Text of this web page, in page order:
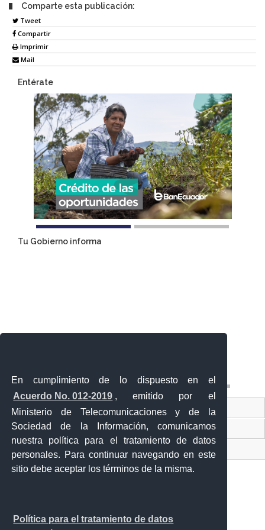
En cumplimiento de lo dispuesto en el
Acuerdo No. 012-2019 , emitido por el
Ministerio de Telecomunicaciones y de la
Sociedad de la Información, comunicamos
nuestra política para el tratamiento de datos
personales. Para continuar navegando en este
sitio debe aceptar los términos de la misma.
Política para el tratamiento de datos
Comparte esta publicación:
Tweet
Compartir
Imprimir
Mail
Entérate
Tu Gobierno informa
Contacto Ciudadano
Ventanilla Única de Comercio Exterior
Sistema Nacional de Información (SNI)
Calle 12 de febrero y Vicente Rocafuerte
Orellana - Ecuador